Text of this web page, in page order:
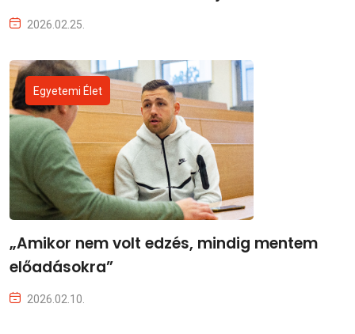
2026.02.25.
Egyetemi Élet
„Amikor nem volt edzés, mindig mentem
előadásokra”
2026.02.10.